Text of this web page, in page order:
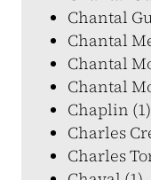
Chantal
Chantal
Chantal
Chantal
Chaplin (1)
Charles
Charles